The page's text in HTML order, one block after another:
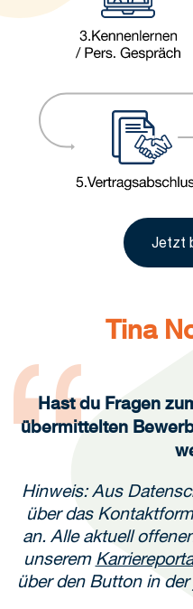
Jetzt
Tina
Hast du Fragen
übermittelten
Hinweis: Aus
über das
an. Alle aktuell
unserem
über den Button in